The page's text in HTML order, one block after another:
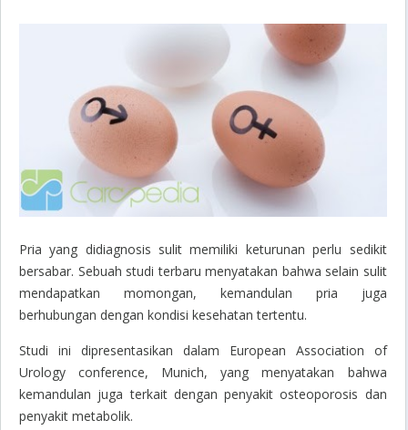
Pria yang didiagnosis sulit memiliki keturunan perlu sedikit
bersabar. Sebuah studi terbaru menyatakan bahwa selain sulit
mendapatkan momongan, kemandulan pria juga
berhubungan dengan kondisi kesehatan tertentu.
Studi ini dipresentasikan dalam European Association of
Urology conference, Munich, yang menyatakan bahwa
kemandulan juga terkait dengan penyakit osteoporosis dan
penyakit metabolik.